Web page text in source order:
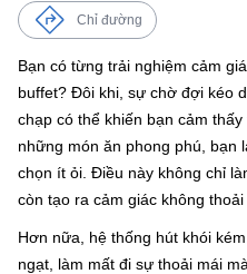
Chỉ đường
Bạn có từng trải nghiệm cảm
buffet? Đôi khi, sự chờ đợi kéo
chạp có thể khiến bạn cảm
những món ăn phong phú, bạn
chọn ít ỏi. Điều này không chỉ
còn tạo ra cảm giác không
Hơn nữa, hệ thống hút khói
ngạt, làm mất đi sự thoải mái